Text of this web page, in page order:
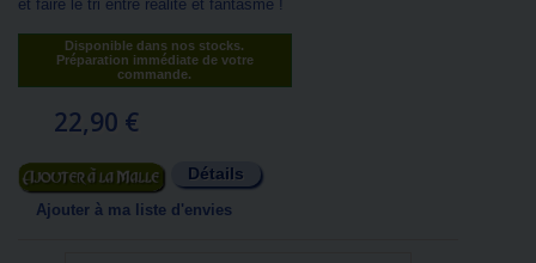
et faire le tri entre réalité et fantasme !
Disponible dans nos stocks.
Préparation immédiate de votre
commande.
22,90 €
Ajouter au panier Détails
Ajouter à ma liste d'envies